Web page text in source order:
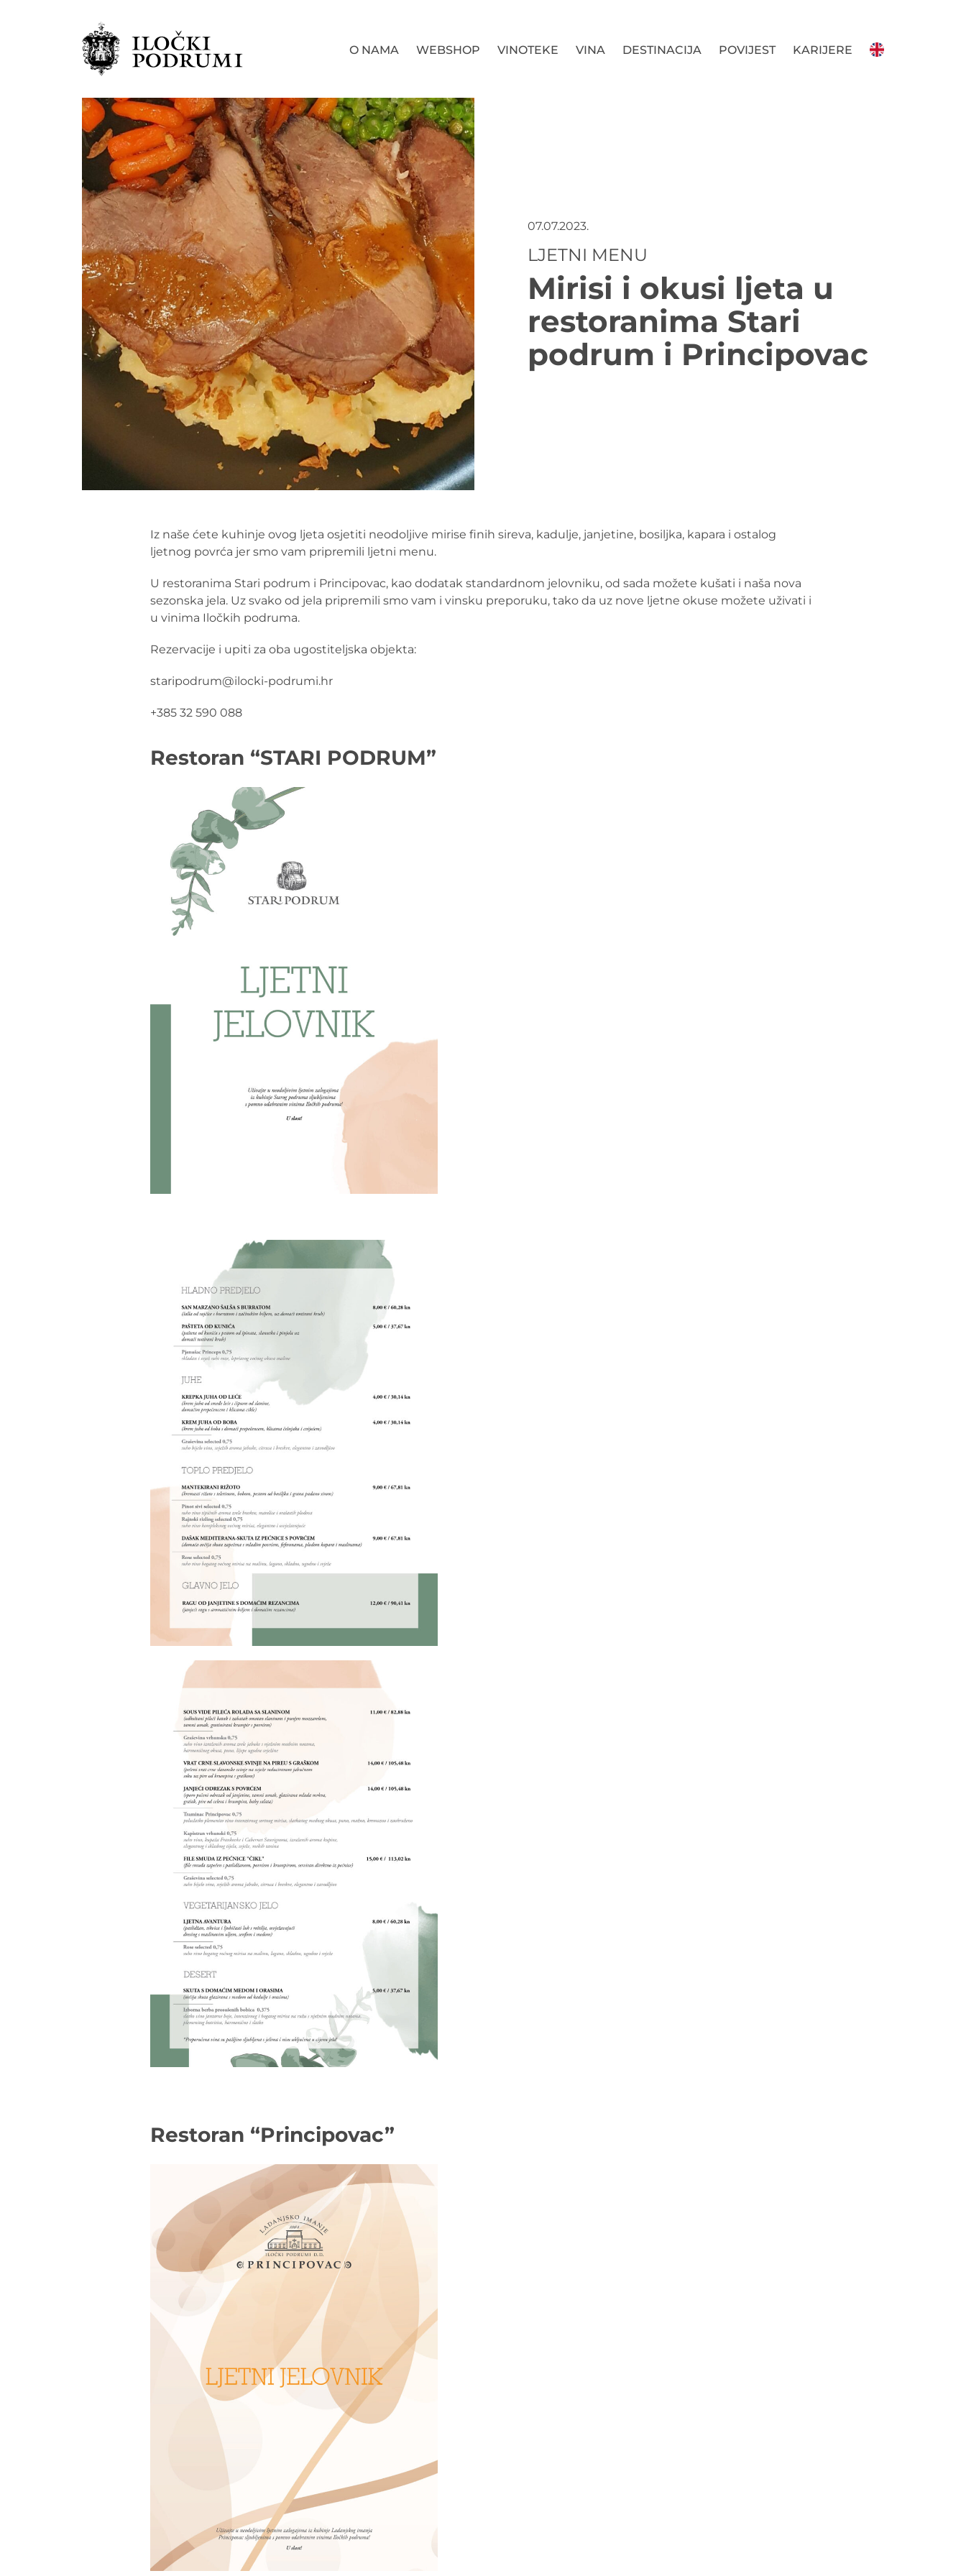
O NAMA WEBSHOP VINOTEKE VINA DESTINACIJA POVIJEST KARIJERE
07.07.2023.
LJETNI MENU
Mirisi i okusi ljeta u
restoranima Stari
podrum i Principovac
Iz naše ćete kuhinje ovog ljeta osjetiti neodoljive mirise finih sireva, kadulje, janjetine, bosiljka, kapara i ostalog
ljetnog povrća jer smo vam pripremili ljetni menu.
U restoranima Stari podrum i Principovac, kao dodatak standardnom jelovniku, od sada možete kušati i naša nova
sezonska jela. Uz svako od jela pripremili smo vam i vinsku preporuku, tako da uz nove ljetne okuse možete uživati i
u vinima Iločkih podruma.
Rezervacije i upiti za oba ugostiteljska objekta:
staripodrum@ilocki-podrumi.hr
+385 32 590 088
Restoran “STARI PODRUM”
Restoran “Principovac”